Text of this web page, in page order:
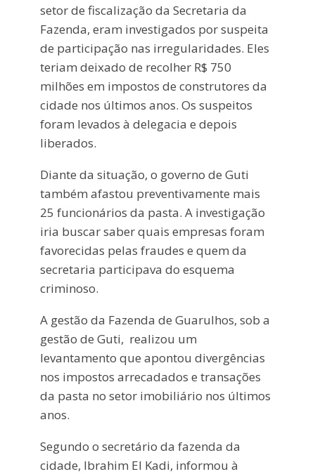
setor de fiscalização da Secretaria da
Fazenda, eram investigados por suspeita
de participação nas irregularidades. Eles
teriam deixado de recolher R$ 750
milhões em impostos de construtores da
cidade nos últimos anos. Os suspeitos
foram levados à delegacia e depois
liberados.
Diante da situação, o governo de Guti
também afastou preventivamente mais
25 funcionários da pasta. A investigação
iria buscar saber quais empresas foram
favorecidas pelas fraudes e quem da
secretaria participava do esquema
criminoso.
A gestão da Fazenda de Guarulhos, sob a
gestão de Guti, realizou um
levantamento que apontou divergências
nos impostos arrecadados e transações
da pasta no setor imobiliário nos últimos
anos.
Segundo o secretário da fazenda da
cidade, Ibrahim El Kadi, informou à